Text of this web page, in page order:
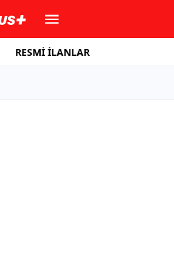
RESMİ İLANLAR